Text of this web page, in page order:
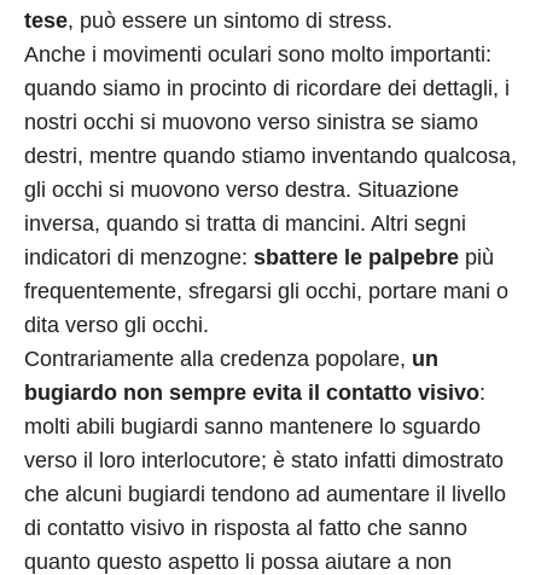
tese, può essere un sintomo di stress.
Anche i movimenti oculari sono molto importanti:
quando siamo in procinto di ricordare dei dettagli, i
nostri occhi si muovono verso sinistra se siamo
destri, mentre quando stiamo inventando qualcosa,
gli occhi si muovono verso destra. Situazione
inversa, quando si tratta di mancini. Altri segni
indicatori di menzogne: sbattere le palpebre più
frequentemente, sfregarsi gli occhi, portare mani o
dita verso gli occhi.
Contrariamente alla credenza popolare, un
bugiardo non sempre evita il contatto visivo:
molti abili bugiardi sanno mantenere lo sguardo
verso il loro interlocutore; è stato infatti dimostrato
che alcuni bugiardi tendono ad aumentare il livello
di contatto visivo in risposta al fatto che sanno
quanto questo aspetto li possa aiutare a non